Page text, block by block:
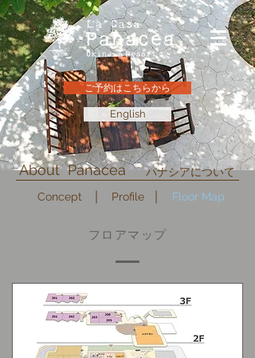
ご予約はこちらから
English
About Panacea
パナシアについて
Profile
Concept Floor Map
フロアマップ